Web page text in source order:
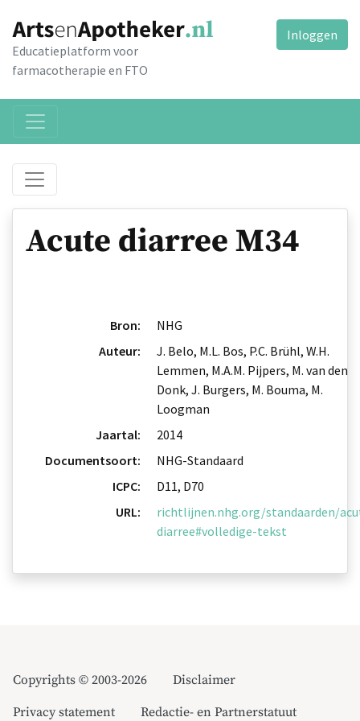
Educatieplatform voor
farmacotherapie en FTO
Inloggen
Acute diarree M34
Bron:
NHG
Auteur:
J. Belo, M.L. Bos, P.C. Brühl, W.H.
Lemmen, M.A.M. Pijpers, M. van den
Donk, J. Burgers, M. Bouma, M.
Loogman
Jaartal:
2014
Documentsoort:
NHG-Standaard
ICPC:
D11, D70
URL:
richtlijnen.nhg.org/standaarden/
diarree#volledige-tekst
Copyrights © 2003-2026
Disclaimer
Privacy statement
Redactie- en Partnerstatuut